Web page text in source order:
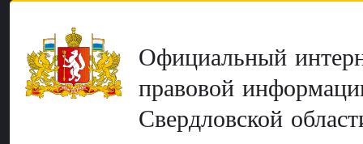
Официальный
правовой
Свердловской